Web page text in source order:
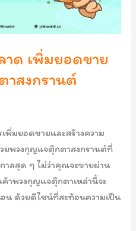
ด เพิ่มยอดขาย
สงกรานต์
พิ่มยอดขายและสร้างความ
ยพวงกุญแจตุ๊กตาสงกรานต์ที่
าลสุด ๆ ไม่ว่าคุณจะขายผ่าน
าพวงกุญแจตุ๊กตาเหล่านี้จะ
ด้วยดีไซน์ที่สะท้อนความเป็น